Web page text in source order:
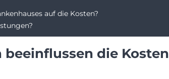
auf die Kosten?
die Kosten